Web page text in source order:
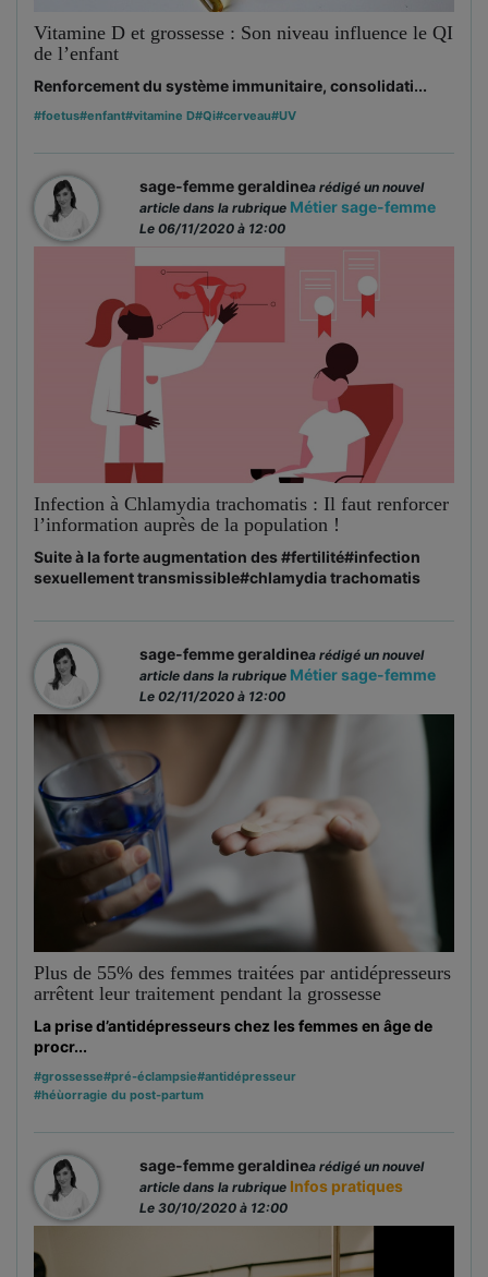
Vitamine D et grossesse : Son niveau influence le QI
de l’enfant
Renforcement du système immunitaire, consolidati...
#foetus#enfant#vitamine D#Qi#cerveau#UV
sage-femme geraldinea rédigé un nouvel
article dans la rubrique Métier sage-femme
Le 06/11/2020 à 12:00
Infection à Chlamydia trachomatis : Il faut renforcer
l’information auprès de la population !
Suite à la forte augmentation des#fertilité#infection
sexuellement transmissible#chlamydia trachomatis
sage-femme geraldinea rédigé un nouvel
article dans la rubrique Métier sage-femme
Le 02/11/2020 à 12:00
Plus de 55% des femmes traitées par antidépresseurs
arrêtent leur traitement pendant la grossesse
La prise d’antidépresseurs chez les femmes en âge de
procr...
#grossesse#pré-éclampsie#antidépresseur
#héùorragie du post-partum
sage-femme geraldinea rédigé un nouvel
article dans la rubrique Infos pratiques
Le 30/10/2020 à 12:00